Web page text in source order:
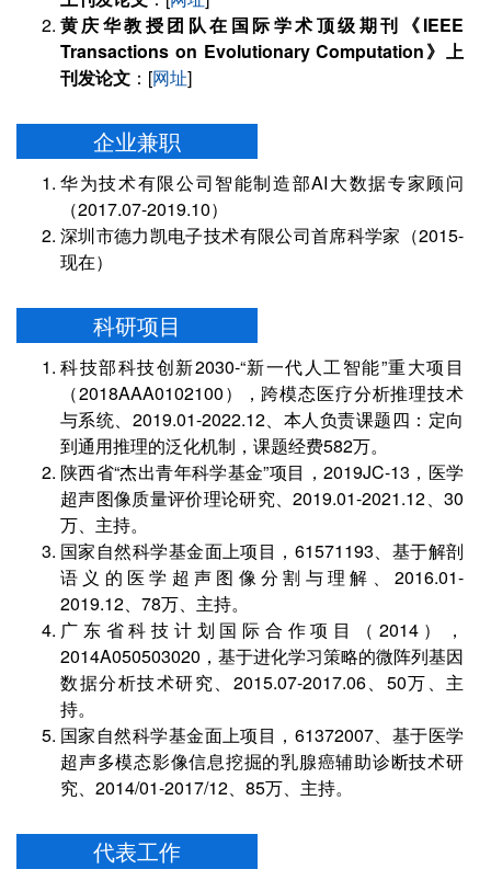
黄庆华教授团队在国际学术顶级期刊《IEEE
Transactions on Evolutionary Computation》上
刊发论文 ：[网址]
企业兼职
华为技术有限公司智能制造部AI大数据专家顾问
（2017.07-2019.10）
深圳市德力凯电子技术有限公司首席科学家（2015-
现在）
科研项目
科技部科技创新2030-“新一代人工智能”重大项目
（2018AAA0102100），跨模态医疗分析推理技术
与系统、2019.01-2022.12、本人负责课题四：定向
到通用推理的泛化机制，课题经费582万。
陕西省“杰出青年科学基金”项目，2019JC-13，医学
超声图像质量评价理论研究、2019.01-2021.12、30
万、主持。
国家自然科学基金面上项目，61571193、基于解剖
语义的医学超声图像分割与理解、2016.01-
2019.12、78万、主持。
广东省科技计划国际合作项目（2014），
2014A050503020，基于进化学习策略的微阵列基因
数据分析技术研究、2015.07-2017.06、50万、主
持。
国家自然科学基金面上项目，61372007、基于医学
超声多模态影像信息挖掘的乳腺癌辅助诊断技术研
究、2014/01-2017/12、85万、主持。
代表工作